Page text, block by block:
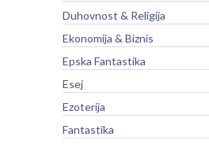
Duhovnost & Religija
Ekonomija & Biznis
Epska Fantastika
Esej
Ezoterija
Fantastika